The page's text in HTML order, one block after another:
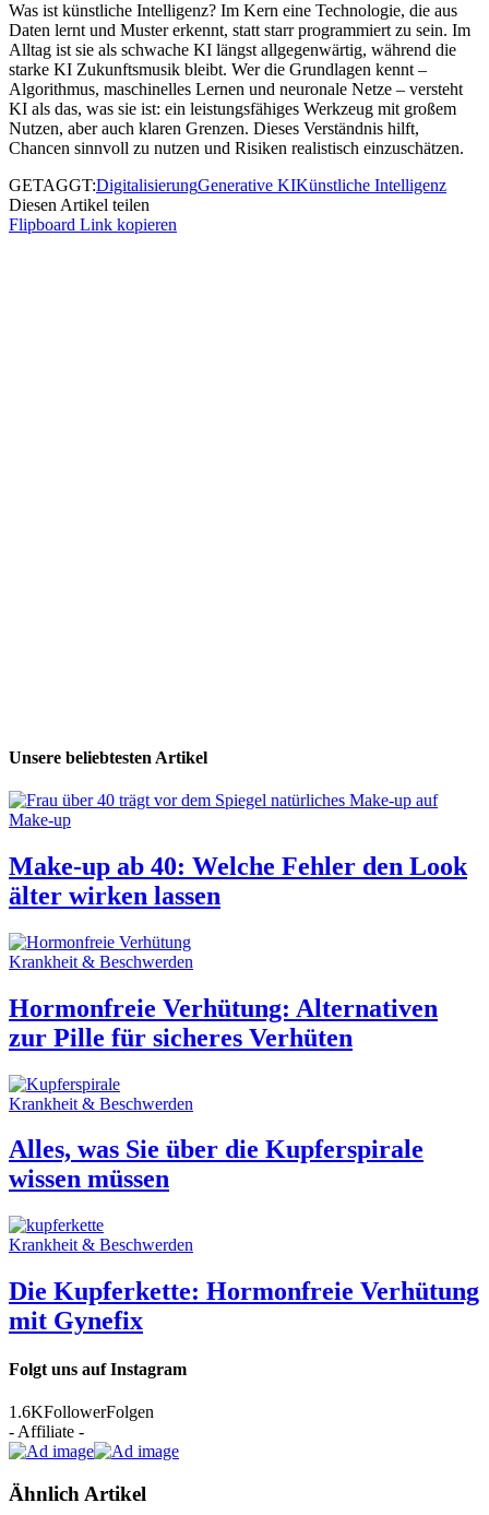
Was ist künstliche Intelligenz? Im Kern eine Technologie, die aus
Daten lernt und Muster erkennt, statt starr programmiert zu sein. Im
Alltag ist sie als schwache KI längst allgegenwärtig, während die
starke KI Zukunftsmusik bleibt. Wer die Grundlagen kennt –
Algorithmus, maschinelles Lernen und neuronale Netze – versteht
KI als das, was sie ist: ein leistungsfähiges Werkzeug mit großem
Nutzen, aber auch klaren Grenzen. Dieses Verständnis hilft,
Chancen sinnvoll zu nutzen und Risiken realistisch einzuschätzen.
GETAGGT:DigitalisierungGenerative KIKünstliche Intelligenz
Diesen Artikel teilen
Flipboard Link kopieren
Unsere beliebtesten Artikel
Make-up
Make-up ab 40: Welche Fehler den Look
älter wirken lassen
Krankheit & Beschwerden
Hormonfreie Verhütung: Alternativen
zur Pille für sicheres Verhüten
Krankheit & Beschwerden
Alles, was Sie über die Kupferspirale
wissen müssen
Krankheit & Beschwerden
Die Kupferkette: Hormonfreie Verhütung
mit Gynefix
Folgt uns auf Instagram
1.6KFollowerFolgen
- Affiliate -
Ähnlich Artikel